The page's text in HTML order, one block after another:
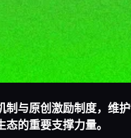
与原创激励制度，维
的重要支撑力量。